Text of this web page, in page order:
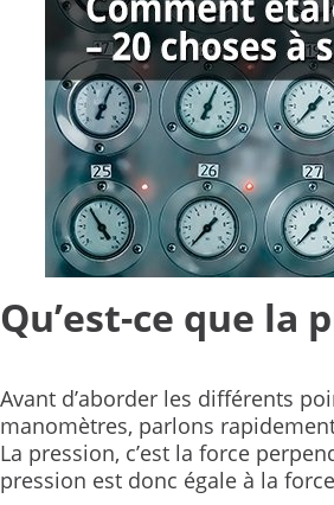
Qu’est-ce que la
Avant d’aborder les différents
manomètres, parlons
La pression, c’est la force
pression est donc égale à la